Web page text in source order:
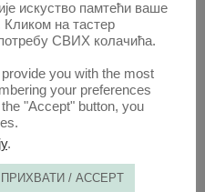
ОДЛУКЕ /
КРИВИЧНО
ИЗЛАЖЕЊА: 3
искуство памтећи ваше
Кликом на тастер
СВИХ колачића.
you with the most
your preferences
"Accept" button, you
.
ПРИХВАТИ / ACCEPT